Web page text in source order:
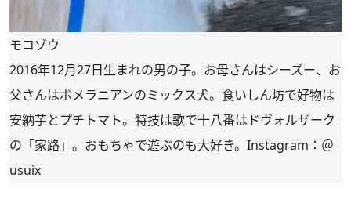
モコゾウ
2016年12月27日生まれの男の子。お母さんはシーズー、お
父さんはポメラニアンのミックス犬。食いしん坊で好物は
安納芋とプチトマト。特技は歌で十八番はドヴォルザーク
の「家路」。おもちゃで遊ぶのも大好き。Instagram： ＠
usuix